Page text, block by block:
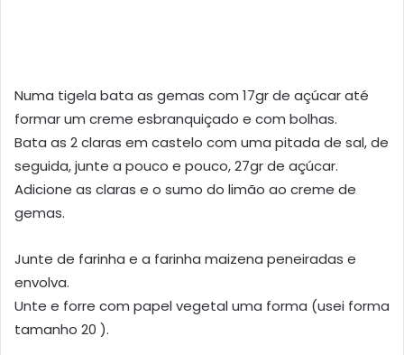
Numa tigela bata as gemas com 17gr de açúcar até
formar um creme esbranquiçado e com bolhas.
Bata as 2 claras em castelo com uma pitada de sal, de
seguida, junte a pouco e pouco, 27gr de açúcar.
Adicione as claras e o sumo do limão ao creme de
gemas.
Junte de farinha e a farinha maizena peneiradas e
envolva.
Unte e forre com papel vegetal uma forma (usei forma
tamanho 20 ).